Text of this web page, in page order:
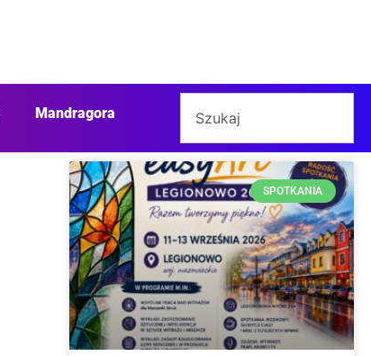
Mandragora
SPOTKANIA